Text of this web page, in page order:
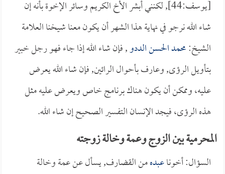
[يوسف:44], لكنني أبشر الأخ الكريم وسائر الإخوة بأنه إن
شاء الله نرجو في نهاية هذا الشهر أن يكون معنا شيخنا العلامة
الشيخ:محمد الحسن الددو, فإن شاء الله إذا جاء فهو رجل خبير
بتأويل الرؤى, وعارف بأحوال الرائين, فإن شاء الله يعرض
عليه، وممكن أن يكون هناك برنامج خاص ويعرض عليه مثل
هذه الرؤى، فيجد الإنسان التفسير الصحيح إن شاء الله.
المحرمية بين الزوج وعمة وخالة زوجته
السؤال: أخوناعبدهمن القضارف, يسأل عن عمة وخالة